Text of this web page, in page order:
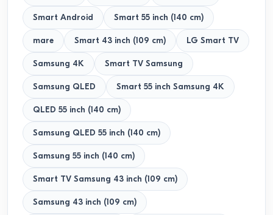
Smart Android Smart 55 inch (140 cm)
mare Smart 43 inch (109 cm) LG Smart TV
Samsung 4K Smart TV Samsung
Samsung QLED Smart 55 inch Samsung 4K
QLED 55 inch (140 cm)
Samsung QLED 55 inch (140 cm)
Samsung 55 inch (140 cm)
Smart TV Samsung 43 inch (109 cm)
Samsung 43 inch (109 cm)